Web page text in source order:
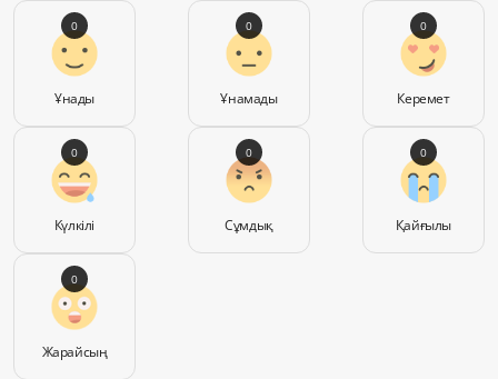
Ұнады
0
Ұнамады
0
Керемет
0
Күлкілі
0
Сұмдық
0
Қайғылы
0
Жарайсың
0